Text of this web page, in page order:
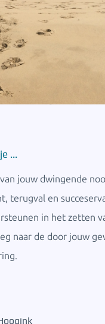
...
jouw dwingende
terugval en
in het zetten
naar de door jouw